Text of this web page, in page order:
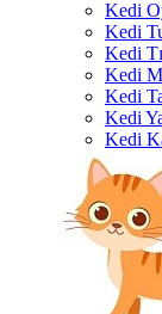
Kedi
Kedi
Kedi
Kedi
Kedi
Kedi
Kedi